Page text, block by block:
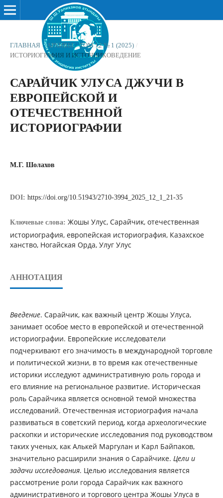
ГЛАВНАЯ / АРХИВЫ / ТОМ 12 № 1 (2025) /
ИСТОРИОГРАФИЯ И ИСТОЧНИКОВЕДЕНИЕ
САРАЙЧИК УЛУСА ДЖУЧИ В
ЕВРОПЕЙСКОЙ И
ОТЕЧЕСТВЕННОЙ
ИСТОРИОГРАФИИ
М.Г. Шолахов
DOI: https://doi.org/10.51943/2710-3994_2025_12_1_21-35
Ключевые слова: Жошы Улус, Сарайчик, отечественная
историография, европейская историография, Казахское
ханство, Ногайская Орда, Улуг Улус
АННОТАЦИЯ
Введение. Сарайчик, как важный центр Жошы Улуса,
занимает особое место в европейской и отечественной
историографии. Европейские исследователи
подчеркивают его значимость в международной торговле
и политической жизни, в то время как отечественные
историки исследуют административную роль города и
его влияние на региональное развитие. Историческая
роль Сарайчика является основной темой множества
исследований. Отечественная историография начала
развиваться в советский период, когда археологические
раскопки и исторические исследования под руководством
таких ученых, как Алькей Маргулан и Карл Байпаков,
значительно расширили знания о Сарайчике. Цели и
задачи исследования. Целью исследования является
рассмотрение роли города Сарайчик как важного
административного и торгового центра Жошы Улуса в